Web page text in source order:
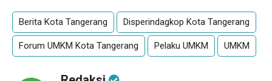
Berita Kota Tangerang Disperindagkop Kota Tangerang
Forum UMKM Kota Tangerang Pelaku UMKM UMKM